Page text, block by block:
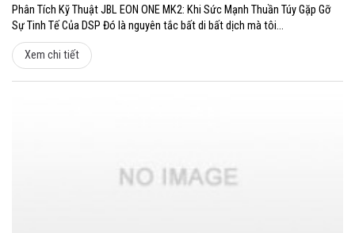
Phân Tích Kỹ Thuật JBL EON ONE MK2: Khi Sức Mạnh Thuần Túy Gặp Gỡ
Sự Tinh Tế Của DSP Đó là nguyên tắc bất di bất dịch mà tôi...
Xem chi tiết